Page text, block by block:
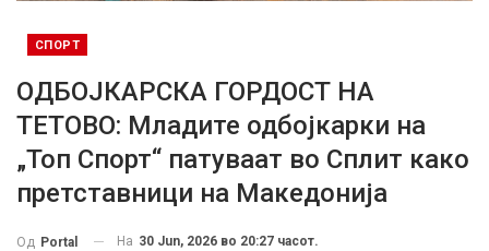
СПОРТ
ОДБОЈКАРСКА ГОРДОСТ НА
ТЕТОВО: Младите одбојкарки на
„Топ Спорт“ патуваат во Сплит како
претставници на Македонија
Од Portal На 30 Jun, 2026 во 20:27 часот.